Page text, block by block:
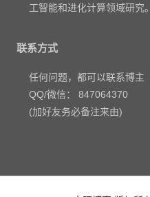
工智能和进化计算领域研究。
联系方式
任何问题，都可以联系博主
QQ/微信： 847064370
(加好友务必备注来由)